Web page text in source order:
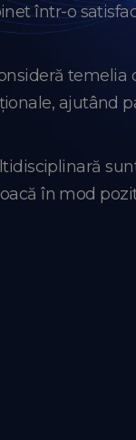
într-o
ajutând
în mod